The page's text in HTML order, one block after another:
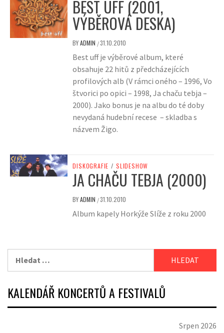
BEST UFF (2001,
VÝBĚROVÁ DESKA)
BYADMIN /31.10.2010
Best uff je výběrové album, které
obsahuje 22 hitů z předcházejících
profilových alb (V rámci oného – 1996, Vo
štvorici po opici – 1998, Ja chaču tebja –
2000). Jako bonus je na albu do té doby
nevydaná hudební recese – skladba s
názvem Žigo.
DISKOGRAFIE / SLIDESHOW
JA CHAČU TEBJA (2000)
BYADMIN /31.10.2010
Album kapely Horkýže Slíže z roku 2000
KALENDÁŘ KONCERTŮ A FESTIVALŮ
Srpen 2026